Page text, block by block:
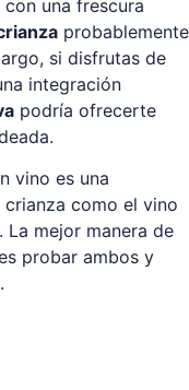
una frescura
probablemente
si disfrutas de
integración
podría ofrecerte
vino es una
como el vino
La mejor manera de
probar ambos y